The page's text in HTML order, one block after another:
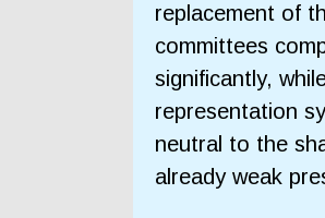
replacement of
committees
significantly,
representation
neutral to the
already weak